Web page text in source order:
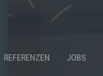
REFERENZEN JOBS